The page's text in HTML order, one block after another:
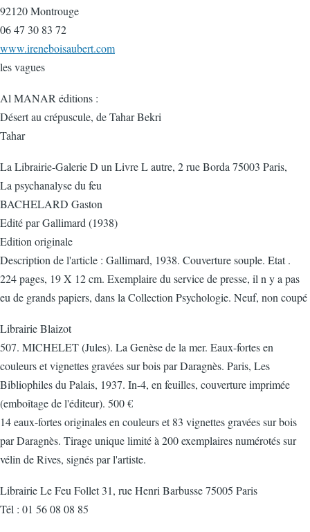
92120 Montrouge
06 47 30 83 72
www.ireneboisaubert.com
les vagues
Al MANAR éditions :
Désert au crépuscule, de Tahar Bekri
Tahar
La Librairie-Galerie D un Livre L autre, 2 rue Borda 75003 Paris,
La psychanalyse du feu
BACHELARD Gaston
Edité par Gallimard (1938)
Edition originale
Description de l'article : Gallimard, 1938. Couverture souple. Etat .
224 pages, 19 X 12 cm. Exemplaire du service de presse, il n y a pas
eu de grands papiers, dans la Collection Psychologie. Neuf, non coupé
Librairie Blaizot
507. MICHELET (Jules). La Genèse de la mer. Eaux-fortes en
couleurs et vignettes gravées sur bois par Daragnès. Paris, Les
Bibliophiles du Palais, 1937. In-4, en feuilles, couverture imprimée
(emboîtage de l'éditeur). 500 €
14 eaux-fortes originales en couleurs et 83 vignettes gravées sur bois
par Daragnès. Tirage unique limité à 200 exemplaires numérotés sur
vélin de Rives, signés par l'artiste.
Librairie Le Feu Follet 31, rue Henri Barbusse 75005 Paris
Tél : 01 56 08 08 85